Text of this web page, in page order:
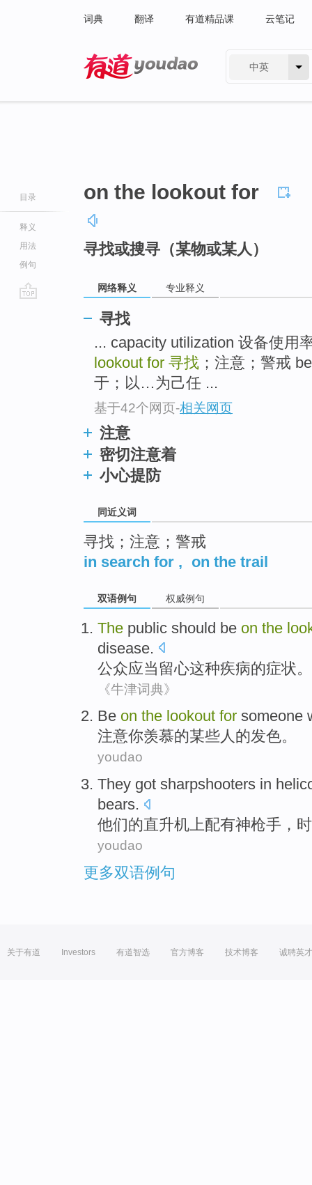
词典 翻译 有道精品课 云笔记
中英
目录
释义
用法
例句
on the lookout for
寻找或搜寻（某物或某人）
网络释义 专业释义
寻找
... capacity utilization 设备使用
lookout for 寻找 ；注意；警戒
于；以…为己任 ...
基于42个网页-相关网页
注意
密切注意着
小心提防
同近义词
寻找；注意；警戒
in search for , on the trail
双语例句 权威例句
The public should be on the
disease.
公众应当留心这种疾病的症状。
《牛津词典》
Be on the lookout for someone
注意你羡慕的某些人的发色。
youdao
They got sharpshooters in
bears.
他们的直升机上配有神枪手，
youdao
更多双语例句
关于有道 Investors 有道智选 官方博客 技术博客 诚聘英才